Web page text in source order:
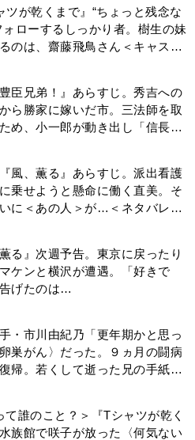
ツが乾くまで』“ちょっと残念な
ォローするしっかり者。樹生の妹
のは、齋藤飛鳥さん＜キャスト
臣兄弟！』あらすじ。秀吉への
ら勝家に嫁いだ市。三法師を取
め、小一郎が動き出し「信長の
風、薫る』あらすじ。派出看護
乗せようと懸命に働く直美。そ
に＜あの人＞が…＜ネタバレあ
薫る』次週予告。東京に戻ったり
ケンと横沢が遭遇。「好きで
げたのは…
・市川由紀乃「更年期かと思っ
巣がん〉だった。９ヵ月の闘病
帰。若くして逝った兄の手紙を
て誰のこと？＞『Tシャツが乾く
族館で咲子が放った〈何気ない